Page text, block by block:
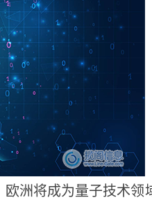
洲将成为量子技术